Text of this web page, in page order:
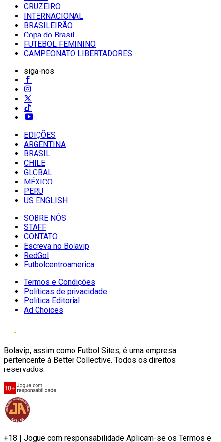
CRUZEIRO
INTERNACIONAL
BRASILEIRÃO
Copa do Brasil
FUTEBOL FEMININO
CAMPEONATO LIBERTADORES
siga-nos
EDIÇÕES
ARGENTINA
BRASIL
CHILE
GLOBAL
MÉXICO
PERU
US ENGLISH
SOBRE NÓS
STAFF
CONTATO
Escreva no Bolavip
RedGol
Futbolcentroamerica
Termos e Condições
Políticas de privacidade
Política Editorial
Ad Choices
Bolavip, assim como Futbol Sites, é uma empresa
pertencente à Better Collective. Todos os direitos
reservados.
+18 | Jogue com responsabilidade Aplicam-se os Termos e